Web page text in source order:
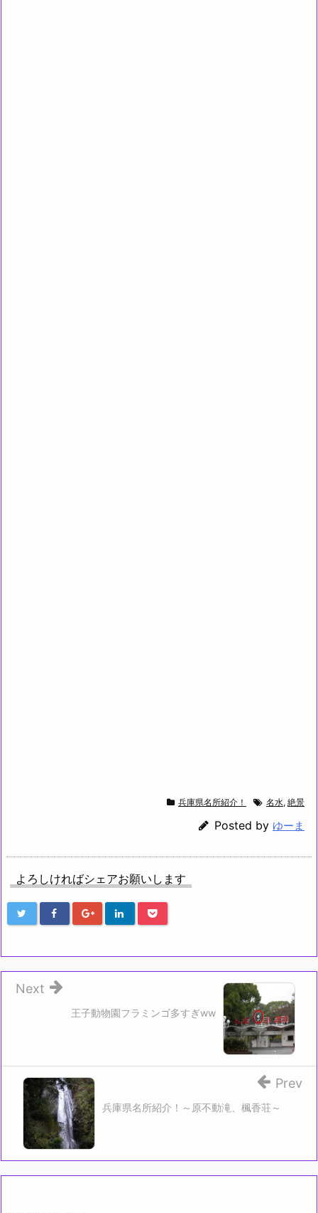
兵庫県名所紹介！ 名水, 絶景
Posted by ゆーま
よろしければシェアお願いします
王子動物園フラミンゴ多すぎww
Next
兵庫県名所紹介！～原不動滝、楓香荘～
Prev